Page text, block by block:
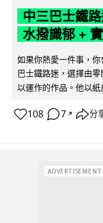
中三巴士鐵
水撥識郁 +
如果你熱愛一件事，
巴士鐵路迷，選擇由
以運作的作品。他以
108 7 ↗ 分
ADVERTISEMENT